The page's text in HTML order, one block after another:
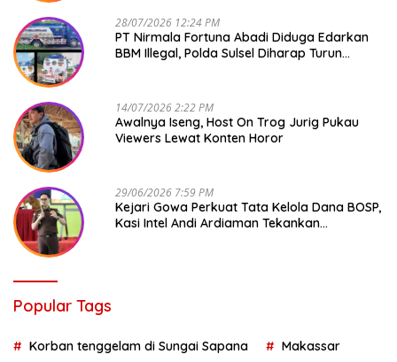
28/07/2026 12:24 PM
PT Nirmala Fortuna Abadi Diduga Edarkan
BBM Illegal, Polda Sulsel Diharap Turun
14/07/2026 2:22 PM
Awalnya Iseng, Host On Trog Jurig Pukau
Viewers Lewat Konten Horor
29/06/2026 7:59 PM
Kejari Gowa Perkuat Tata Kelola Dana BOSP,
Kasi Intel Andi Ardiaman Tekankan
Popular Tags
Korban tenggelam di Sungai Sapana Makassar